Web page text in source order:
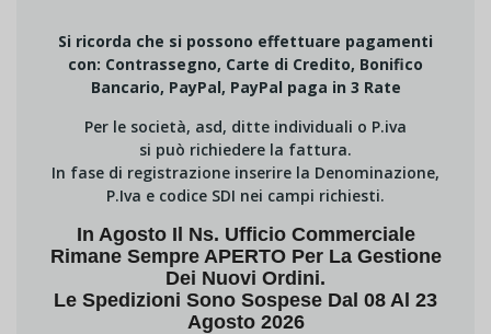
Si ricorda che si possono effettuare pagamenti
con: Contrassegno, Carte di Credito, Bonifico
Bancario, PayPal, PayPal paga in 3 Rate
Per le società, asd, ditte individuali o P.iva
si può richiedere la fattura.
In fase di registrazione inserire la Denominazione,
P.Iva e codice SDI nei campi richiesti.
In Agosto Il Ns. Ufficio Commerciale
Rimane Sempre APERTO Per La Gestione
Dei Nuovi Ordini.
Le Spedizioni Sono Sospese Dal 08 Al 23
Agosto 2026